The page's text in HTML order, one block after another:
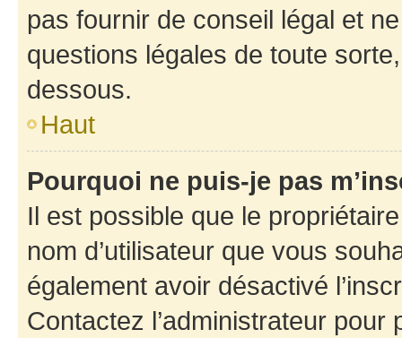
pas fournir de conseil légal et
questions légales de toute
dessous.
Haut
Pourquoi ne puis-je pas
Il est possible que le
nom d’utilisateur que vous
également avoir désactivé
Contactez l’administrateur